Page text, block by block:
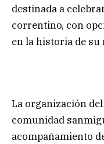
destinada a
correntino, con
en la historia de
La organización
comunidad
acompañamiento